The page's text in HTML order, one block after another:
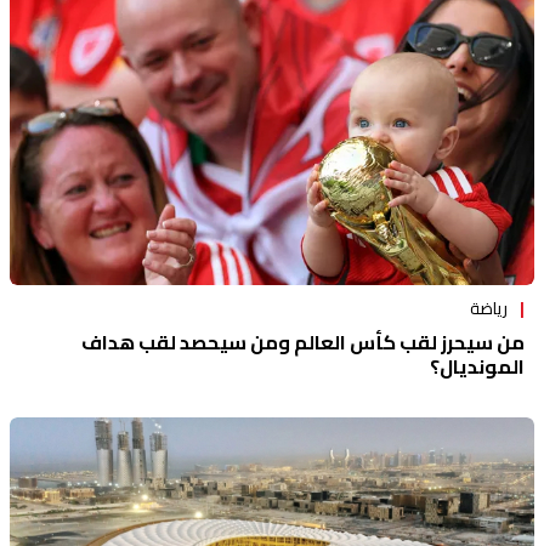
رياضة
من سيحرز لقب كأس العالم ومن سيحصد لقب هداف
المونديال؟